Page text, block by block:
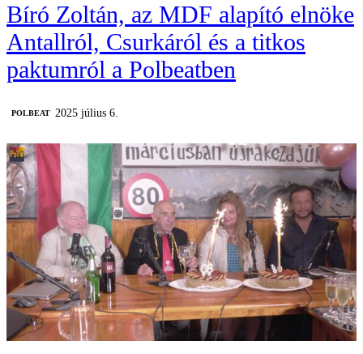
Bíró Zoltán, az MDF alapító elnöke
Antallról, Csurkáról és a titkos
paktumról a Polbeatben
‎POLBEAT 2025 július 6.